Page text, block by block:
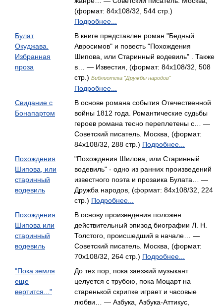
(формат: 84x108/32, 544 стр.)
Подробнее...
Булат
Окуджава.
Избранная
проза
В книге представлен роман "Бедный
Авросимов" и повесть "Похождения
Шипова, или Старинный водевиль" . Также
в… — Известия, (формат: 84x108/32, 508
стр.) Библиотека "Дружбы народов"
Подробнее...
Свидание с
Бонапартом
В основе романа события Отечественной
войны 1812 года. Романтические судьбы
героев романа тесно переплетены с… —
Советский писатель. Москва, (формат:
84x108/32, 288 стр.) Подробнее...
Похождения
Шипова, или
старинный
водевиль
"Похождения Шилова, или Старинный
водевиль" - одно из ранних произведений
известного поэта и прозаика Булата… —
Дружба народов, (формат: 84x108/32, 224
стр.) Подробнее...
Похождения
Шипова или
старинный
водевиль
В основу произведения положен
действительный эпизод биографии Л. Н.
Толстого, происшедший в начале… —
Советский писатель. Москва, (формат:
70x108/32, 264 стр.) Подробнее...
"Пока земля
еще
вертится..."
До тех пор, пока заезжий музыкант
целуется с трубою, пока Моцарт на
старенькой скрипке играет и часовые
любви… — Азбука, Азбука-Аттикус,